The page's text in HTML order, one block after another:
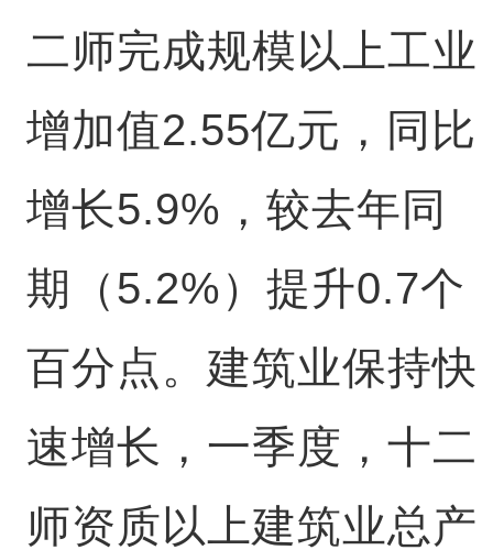
二师完成规模以上工业
增加值2.55亿元，同比
增长5.9%，较去年同
期（5.2%）提升0.7个
百分点。建筑业保持快
速增长，一季度，十二
师资质以上建筑业总产